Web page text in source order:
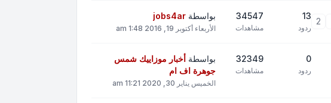
2
13
ردود
34547
مشاهدات
بواسطة jobs4ar
الأربعاء أكتوبر 19, 2016 1:48 am
0
ردود
32349
مشاهدات
بواسطة أخبار موزاييك شمس
جوهرة اف ام
الخميس يناير 30, 2020 11:21 am